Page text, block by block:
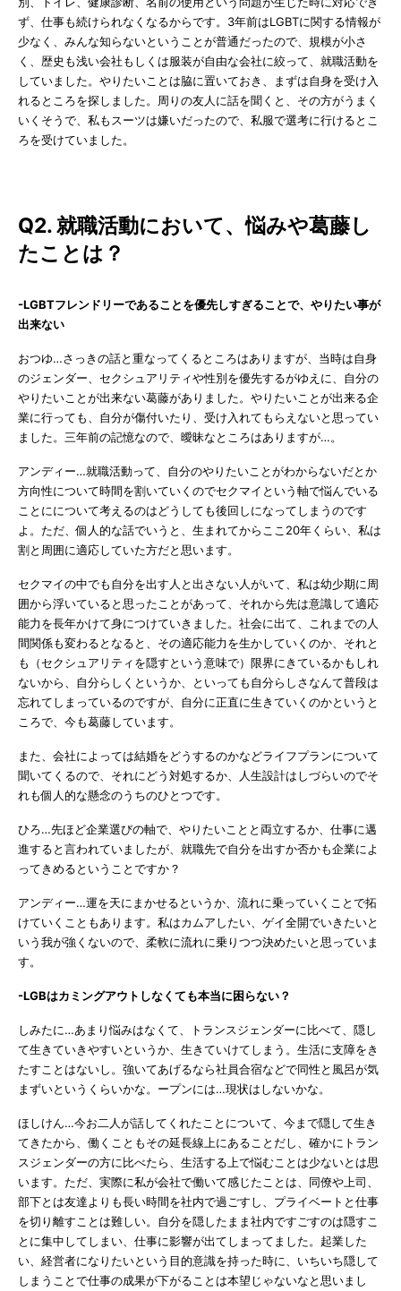
ず、仕事も続けられなくなるからです。3年前はLGBTに関する情報が
少なく、みんな知らないということが普通だったので、規模が小さ
く、歴史も浅い会社もしくは服装が自由な会社に絞って、就職活動を
していました。やりたいことは脇に置いておき、まずは自身を受け入
れるところを探しました。周りの友人に話を聞くと、その方がうまく
いくそうで、私もスーツは嫌いだったので、私服で選考に行けるとこ
ろを受けていました。
Q2. 就職活動において、悩みや葛藤し
たことは？
-LGBTフレンドリーであることを優先しすぎることで、やりたい事が
出来ない
おつゆ…さっきの話と重なってくるところはありますが、当時は自身
のジェンダー、セクシュアリティや性別を優先するがゆえに、自分の
やりたいことが出来ない葛藤がありました。やりたいことが出来る企
業に行っても、自分が傷付いたり、受け入れてもらえないと思ってい
ました。三年前の記憶なので、曖昧なところはありますが…。
アンディー…就職活動って、自分のやりたいことがわからないだとか
方向性について時間を割いていくのでセクマイという軸で悩んでいる
ことにについて考えるのはどうしても後回しになってしまうのです
よ。ただ、個人的な話でいうと、生まれてからここ20年くらい、私は
割と周囲に適応していた方だと思います。
セクマイの中でも自分を出す人と出さない人がいて、私は幼少期に周
囲から浮いていると思ったことがあって、それから先は意識して適応
能力を長年かけて身につけていきました。社会に出て、これまでの人
間関係も変わるとなると、その適応能力を生かしていくのか、それと
も（セクシュアリティを隠すという意味で）限界にきているかもしれ
ないから、自分らしくというか、といっても自分らしさなんて普段は
忘れてしまっているのですが、自分に正直に生きていくのかというと
ころで、今も葛藤しています。
また、会社によっては結婚をどうするのかなどライフプランについて
聞いてくるので、それにどう対処するか、人生設計はしづらいのでそ
れも個人的な懸念のうちのひとつです。
ひろ…先ほど企業選びの軸で、やりたいことと両立するか、仕事に邁
進すると言われていましたが、就職先で自分を出すか否かも企業によ
ってきめるということですか？
アンディー…運を天にまかせるというか、流れに乗っていくことで拓
けていくこともあります。私はカムアしたい、ゲイ全開でいきたいと
いう我が強くないので、柔軟に流れに乗りつつ決めたいと思っていま
す。
-LGBはカミングアウトしなくても本当に困らない？
しみたに…あまり悩みはなくて、トランスジェンダーに比べて、隠し
て生きていきやすいというか、生きていけてしまう。生活に支障をき
たすことはないし。強いてあげるなら社員合宿などで同性と風呂が気
まずいというくらいかな。ープンには…現状はしないかな。
ほしけん…今お二人が話してくれたことについて、今まで隠して生き
てきたから、働くこともその延長線上にあることだし、確かにトラン
スジェンダーの方に比べたら、生活する上で悩むことは少ないとは思
います。ただ、実際に私が会社で働いて感じたことは、同僚や上司、
部下とは友達よりも長い時間を社内で過ごすし、プライベートと仕事
を切り離すことは難しい。自分を隠したまま社内ですごすのは隠すこ
とに集中してしまい、仕事に影響が出てしまってました。起業した
い、経営者になりたいという目的意識を持った時に、いちいち隠して
しまうことで仕事の成果が下がることは本望じゃないなと思いまし